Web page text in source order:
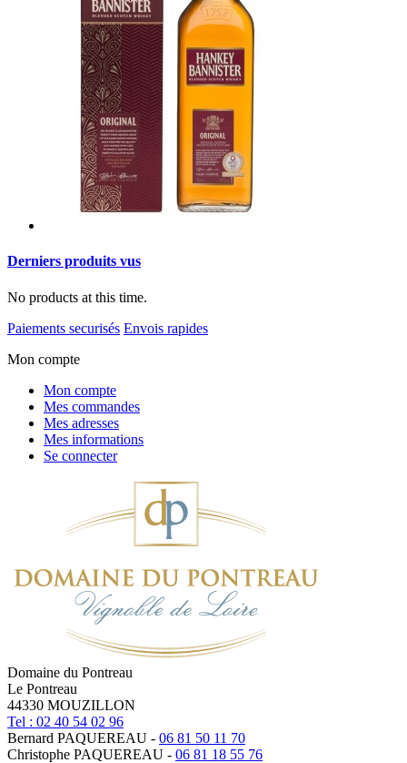
Derniers produits vus
No products at this time.
Paiements securisés Envois rapides
Mon compte
Mon compte
Mes commandes
Mes adresses
Mes informations
Se connecter
Domaine du Pontreau
Le Pontreau
44330 MOUZILLON
Tel : 02 40 54 02 96
Bernard PAQUEREAU - 06 81 50 11 70
Christophe PAQUEREAU - 06 81 18 55 76